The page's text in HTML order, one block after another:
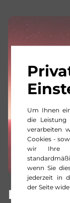
Um Ihnen
die Leistung
verarbeiten
Cookies -
wir Ihre
wenn Sie
jederzeit in
der Seite
Erleben